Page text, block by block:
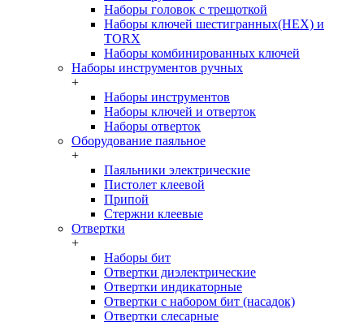
Наборы головок c трещоткой
Наборы ключей шестигранных(HEX) и
TORX
Наборы комбинированных ключей
Наборы инструментов ручных
+
Наборы инструментов
Наборы ключей и отверток
Наборы отверток
Оборудование паяльное
+
Паяльники электрические
Пистолет клеевой
Припой
Стержни клеевые
Отвертки
+
Наборы бит
Отвертки диэлектрические
Отвертки индикаторные
Отвертки с набором бит (насадок)
Отвертки слесарные